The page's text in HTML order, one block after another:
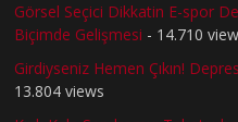
Görsel Seçici Dikkatin E-spor
Biçimde Gelişmesi - 14.710
Girdiyseniz Hemen Çıkın!
13.804 views